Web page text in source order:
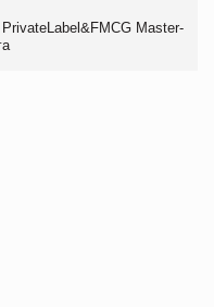
PrivateLabel&FMCG Master-